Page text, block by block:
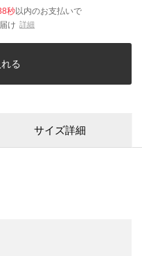
秒以内のお支払いで
け 詳細
る
サイズ詳細